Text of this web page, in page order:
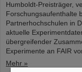
Humboldt-Preisträger,
Forschungsaufenthalte
Partnerhochschulen in
aktuelle
übergreifender
Experimente an FAIR
Mehr »